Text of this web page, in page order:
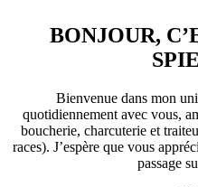
BONJOUR,
Bienvenue dans mon
quotidiennement avec vous,
boucherie, charcuterie et
races). J’espère que vous
passage